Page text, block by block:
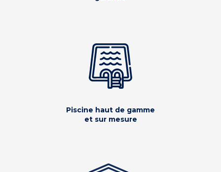
Piscine haut de gamme
et sur mesure